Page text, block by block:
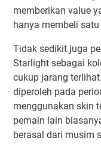
memberikan value
hanya membeli
Tidak sedikit juga
Starlight sebagai
cukup jarang
diperoleh pada
menggunakan skin
pemain lain
berasal dari musim